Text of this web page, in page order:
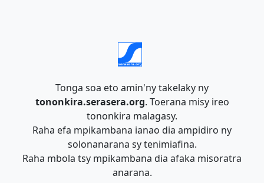
Tonga soa eto amin'ny takelaky ny
tononkira.serasera.org. Toerana misy ireo
tononkira malagasy.
Raha efa mpikambana ianao dia ampidiro ny
solonanarana sy tenimiafina.
Raha mbola tsy mpikambana dia afaka misoratra
anarana.